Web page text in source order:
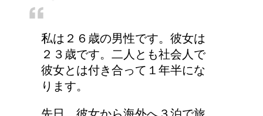
手の関節にできた水泡、
考えられる病気は？
トマトジュースと黒酢の
私は２６歳の男性です。彼女は
２３歳です。二人とも社会人で
彼女とは付き合って１年半にな
ります。